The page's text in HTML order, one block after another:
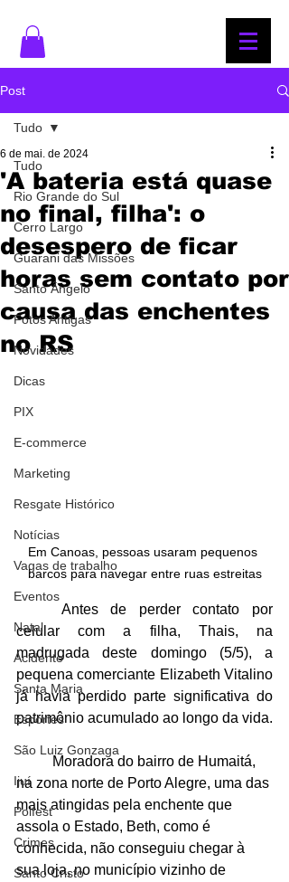
Post
Tudo
Rio Grande do Sul
Cerro Largo
Guarani das Missões
Santo Ângelo
Fotos Antigas
Novidades
Dicas
PIX
E-commerce
Marketing
Resgate Histórico
Notícias
Vagas de trabalho
Eventos
Natal
Acidente
Santa Maria
Esportes
São Luiz Gonzaga
Ijuí
Polfest
Crimes
Santo Cristo
Tudo
'A bateria está quase
no final, filha': o
desespero de ficar
horas sem contato por
causa das enchentes
no RS
6 de mai. de 2024
Em Canoas, pessoas usaram pequenos
barcos para navegar entre ruas estreitas
celular com a filha, Thais, na
madrugada deste domingo (5/5), a
pequena comerciante Elizabeth Vitalino
já havia perdido parte significativa do
patrimônio acumulado ao longo da vida.
na zona norte de Porto Alegre, uma das
mais atingidas pela enchente que
assola o Estado, Beth, como é
conhecida, não conseguiu chegar à
sua loja, no município vizinho de